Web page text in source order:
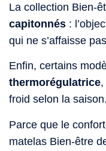
La collection Bien-
capitonnés :
qui ne s’affaisse
Enfin, certains
thermorégulatrice
froid selon la saison.
Parce que le
matelas Bien-être